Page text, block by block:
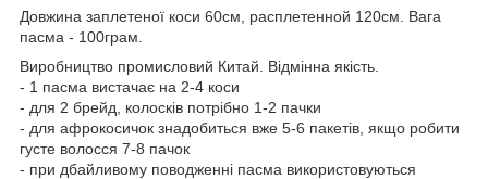
Довжина заплетеної коси 60см, расплетенной 120см. Вага
пасма - 100грам.
Виробництво промисловий Китай. Відмінна якість.
- 1 пасма вистачає на 2-4 коси
- для 2 брейд, колосків потрібно 1-2 пачки
- для афрокосичок знадобиться вже 5-6 пакетів, якщо робити
густе волосся 7-8 пачок
- при дбайливому поводженні пасма використовуються